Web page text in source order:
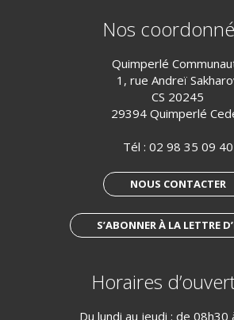
Nos
Quimperlé
1, rue Andreï
CS 20245
29394 Quimperlé
Tél : 02 98 35 09 40
NOUS CONTACTER
S’ABONNER À LA LETTRE
Horaires
Du lundi au jeudi : de 08h30